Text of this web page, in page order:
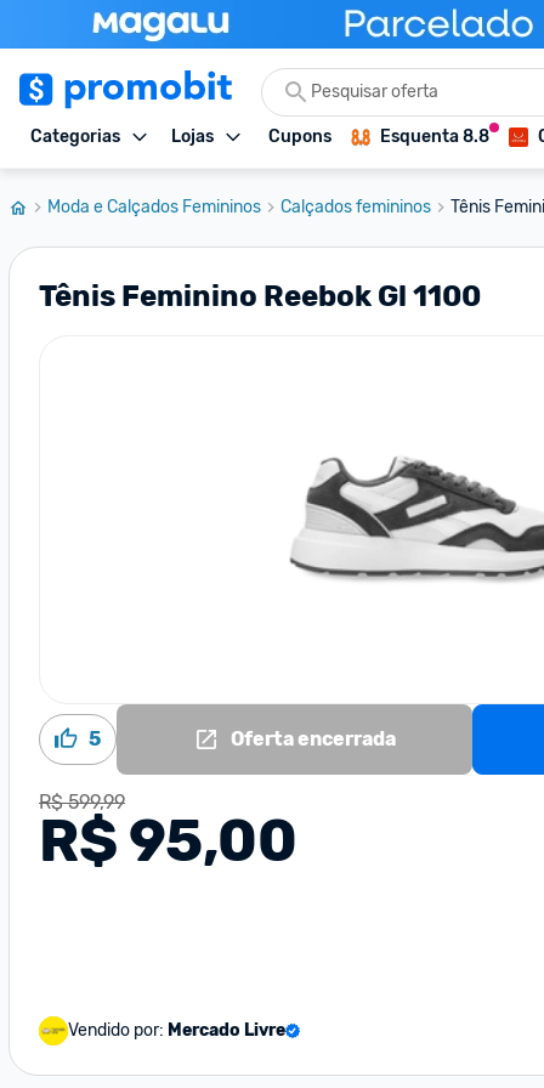
Categorias Lojas Cupons Esquenta 8.8
Moda e Calçados Femininos Calçados femininos Tênis
Tênis Feminino Reebok Gl 1100
5 Oferta encerrada
R$ 599,99
R$ 95,00
Vendido por: Mercado Livre